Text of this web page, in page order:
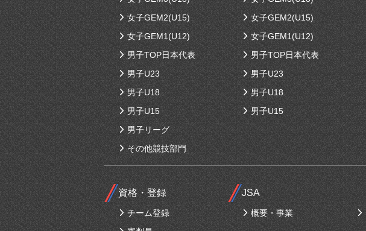
女子GEM2(U15)
女子GEM1(U12)
男子TOP日本代表
男子U23
男子U18
男子U15
男子リーグ
その他競技部門
女子GEM2(U15)
女子GEM1(U12)
男子TOP日本代表
男子U23
男子U18
男子U15
資格・登録
チーム登録
JSA
概要・事業